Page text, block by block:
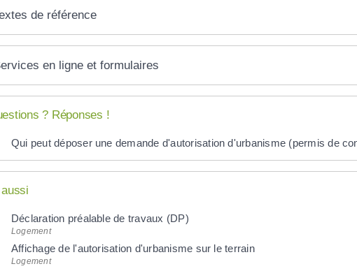
de référence
en ligne et formulaires
? Réponses !
Qui peut déposer une demande d'autorisation d'urbanisme (permis de
Déclaration préalable de travaux (DP)
Logement
Affichage de l'autorisation d'urbanisme sur le terrain
Logement